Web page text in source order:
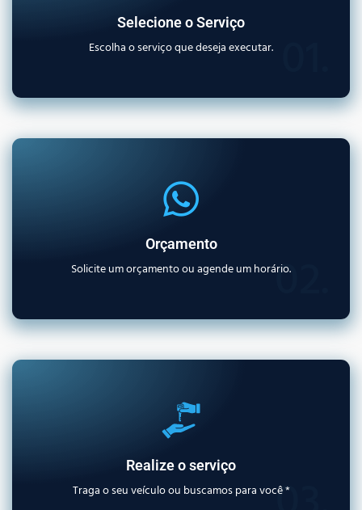
Selecione o Serviço
Escolha o serviço que deseja executar.
Orçamento
Solicite um orçamento ou agende um horário.
02.
Realize o serviço
Traga o seu veículo ou buscamos para você *